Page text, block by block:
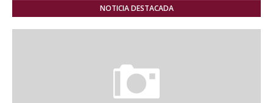
NOTICIA DESTACADA